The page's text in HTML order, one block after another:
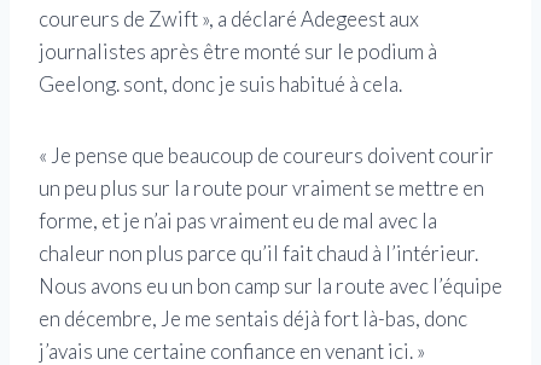
coureurs de Zwift », a déclaré Adegeest aux
journalistes après être monté sur le podium à
Geelong. sont, donc je suis habitué à cela.
« Je pense que beaucoup de coureurs doivent courir
un peu plus sur la route pour vraiment se mettre en
forme, et je n’ai pas vraiment eu de mal avec la
chaleur non plus parce qu’il fait chaud à l’intérieur.
Nous avons eu un bon camp sur la route avec l’équipe
en décembre, Je me sentais déjà fort là-bas, donc
j’avais une certaine confiance en venant ici. »